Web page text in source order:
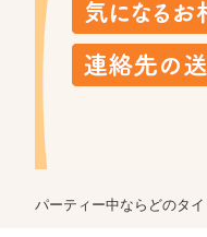
パーティー中ならどのタ